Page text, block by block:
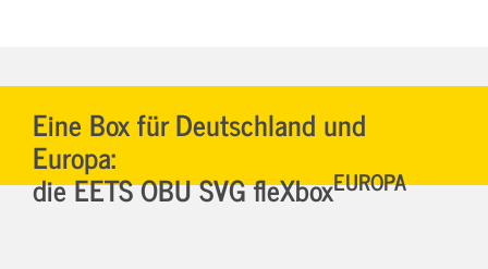
Eine Box für Deutschland und
Europa:
die EETS OBU SVG fleXboxEUROPA